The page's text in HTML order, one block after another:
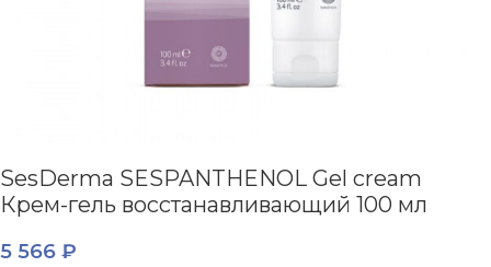
SesDerma SESPANTHENOL Gel cream
Крем-гель восстанавливающий 100 мл
5 566 ₽